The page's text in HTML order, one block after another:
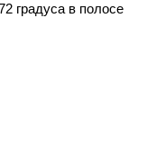
градуса в полосе